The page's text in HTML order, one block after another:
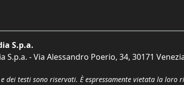
S.p.a.
- Via Alessandro Poerio, 34, 30171
testi sono riservati. È espressamente vietata la loro